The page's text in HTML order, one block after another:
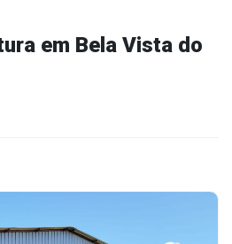
em Bela Vista do